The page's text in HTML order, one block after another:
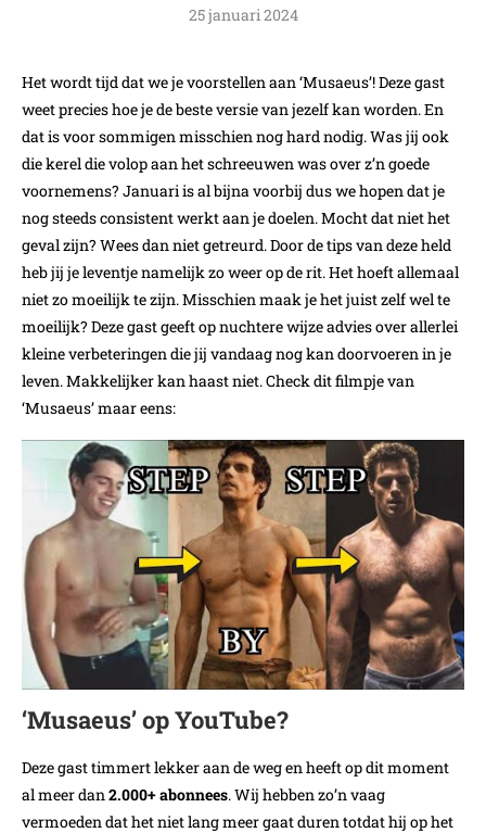
25 januari 2024
Het wordt tijd dat we je voorstellen aan ‘Musaeus’! Deze gast
weet precies hoe je de beste versie van jezelf kan worden. En
dat is voor sommigen misschien nog hard nodig. Was jij ook
die kerel die volop aan het schreeuwen was over z’n goede
voornemens? Januari is al bijna voorbij dus we hopen dat je
nog steeds consistent werkt aan je doelen. Mocht dat niet het
geval zijn? Wees dan niet getreurd. Door de tips van deze held
heb jij je leventje namelijk zo weer op de rit. Het hoeft allemaal
niet zo moeilijk te zijn. Misschien maak je het juist zelf wel te
moeilijk? Deze gast geeft op nuchtere wijze advies over allerlei
kleine verbeteringen die jij vandaag nog kan doorvoeren in je
leven. Makkelijker kan haast niet. Check dit filmpje van
‘Musaeus’ maar eens:
‘Musaeus’ op YouTube?
Deze gast timmert lekker aan de weg en heeft op dit moment
al meer dan2.000+ abonnees. Wij hebben zo’n vaag
vermoeden dat het niet lang meer gaat duren totdat hij op het